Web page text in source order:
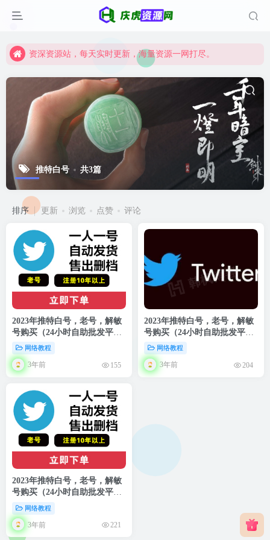
资深资源站，每天实时更新，海量资源一网打尽。
资深资源站，每天实时更新，海量资源一网打尽。
推特白号 共3篇
排序 更新 浏览 点赞 评论
2023年推特白号，老号，解敏
号购买（24小时自助批发平
台）网络教程
3年前 155
2023年推特白号，老号，解敏
号购买（24小时自助批发平
台）网络教程
3年前 204
2023年推特白号，老号，解敏
号购买（24小时自助批发平
台）网络教程
3年前 221